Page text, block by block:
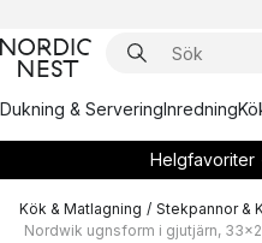
Dukning & ServeringInredning
Helgfavoriter
Kök & Matlagning / Stekpannor &
Nordwik ugnsform i gjutjärn,